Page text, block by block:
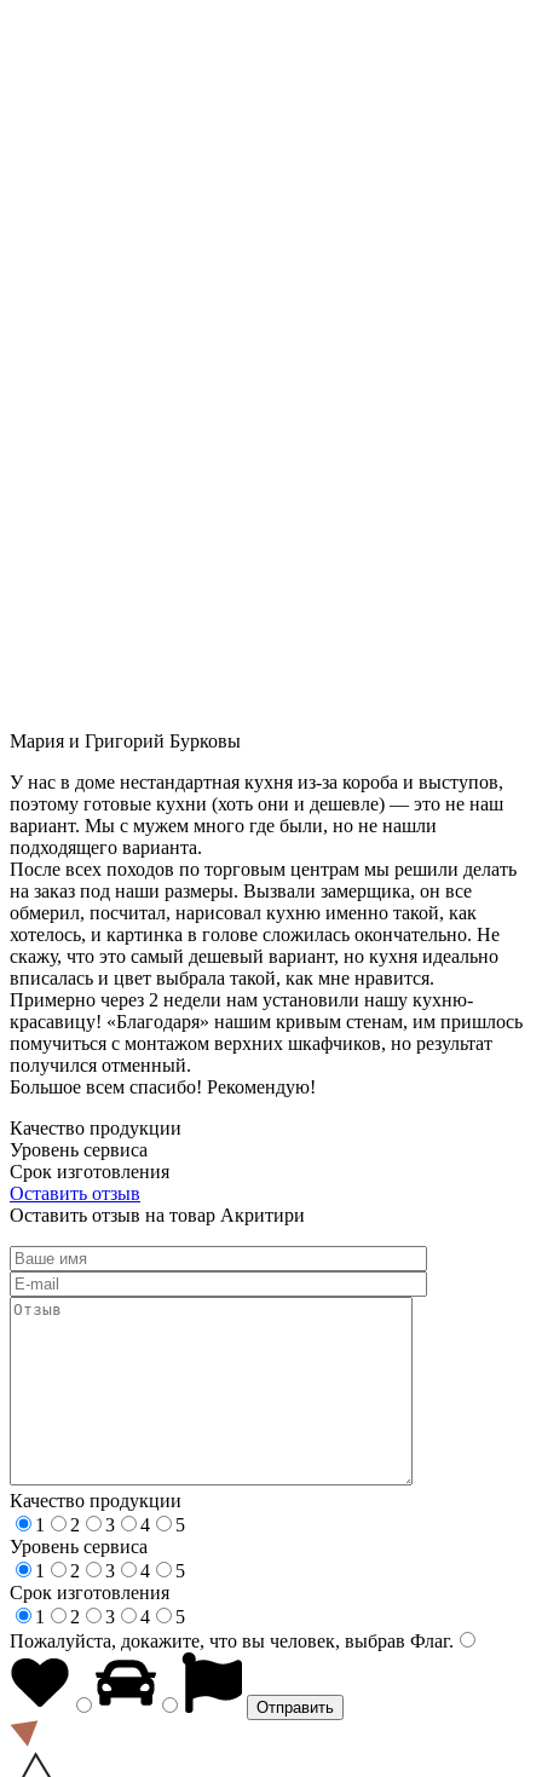
Мария и Григорий Бурковы
У нас в доме нестандартная кухня из-за короба и выступов,
поэтому готовые кухни (хоть они и дешевле) — это не наш
вариант. Мы с мужем много где были, но не нашли
подходящего варианта.
После всех походов по торговым центрам мы решили делать
на заказ под наши размеры. Вызвали замерщика, он все
обмерил, посчитал, нарисовал кухню именно такой, как
хотелось, и картинка в голове сложилась окончательно. Не
скажу, что это самый дешевый вариант, но кухня идеально
вписалась и цвет выбрала такой, как мне нравится.
Примерно через 2 недели нам установили нашу кухню-
красавицу! «Благодаря» нашим кривым стенам, им пришлось
помучиться с монтажом верхних шкафчиков, но результат
получился отменный.
Большое всем спасибо! Рекомендую!
Качество продукции
Уровень сервиса
Срок изготовления
Оставить отзыв
Оставить отзыв на товар Акритири
Качество продукции
1
2 3 4
5
Уровень сервиса
1
2 3 4
5
Срок изготовления
1
2 3 4
5
Пожалуйста, докажите, что вы человек, выбрав Флаг.